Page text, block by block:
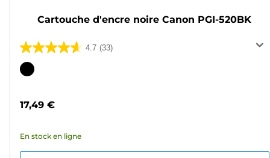
Cartouche d'encre noire Canon PGI-520BK
4.7 (33)
4.7
sur
33
Cartouche
17,49 €
En stock en ligne